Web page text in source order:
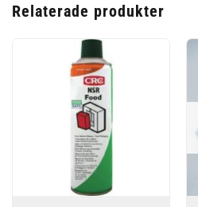
Relaterade produkter